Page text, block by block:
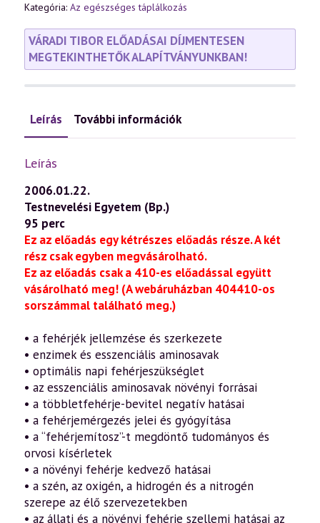
Kategória: Az egészséges táplálkozás
VÁRADI TIBOR ELŐADÁSAI DÍJMENTESEN
MEGTEKINTHETŐK ALAPÍTVÁNYUNKBAN!
Leírás További információk
Leírás
2006.01.22.
Testnevelési Egyetem (Bp.)
95 perc
Ez az előadás egy kétrészes előadás része. A két
rész csak egyben megvásárolható.
Ez az előadás csak a 410-es előadással együtt
vásárolható meg! (A webáruházban 404410-os
sorszámmal található meg.)
• a fehérjék jellemzése és szerkezete
• enzimek és esszenciális aminosavak
• optimális napi fehérjeszükséglet
• az esszenciális aminosavak növényi forrásai
• a többletfehérje-bevitel negatív hatásai
• a fehérjemérgezés jelei és gyógyítása
• a “fehérjemítosz”-t megdöntő tudományos és
orvosi kísérletek
• a növényi fehérje kedvező hatásai
• a szén, az oxigén, a hidrogén és a nitrogén
szerepe az élő szervezetekben
• az állati és a növényi fehérje szellemi hatásai az